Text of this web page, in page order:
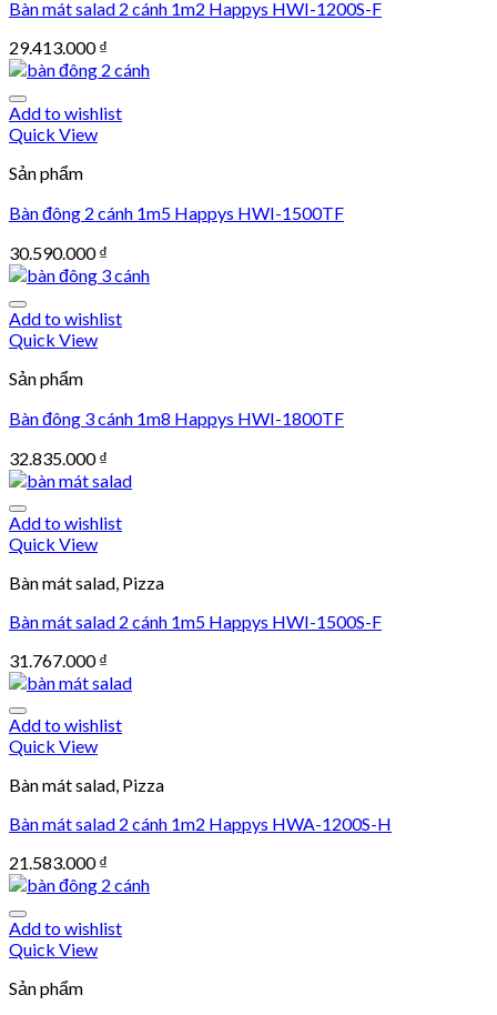
Bàn mát salad 2 cánh 1m2 Happys HWI-1200S-F
29.413.000₫
Add to wishlist
Quick View
Sản phẩm
Bàn đông 2 cánh 1m5 Happys HWI-1500TF
30.590.000₫
Add to wishlist
Quick View
Sản phẩm
Bàn đông 3 cánh 1m8 Happys HWI-1800TF
32.835.000₫
Add to wishlist
Quick View
Bàn mát salad, Pizza
Bàn mát salad 2 cánh 1m5 Happys HWI-1500S-F
31.767.000₫
Add to wishlist
Quick View
Bàn mát salad, Pizza
Bàn mát salad 2 cánh 1m2 Happys HWA-1200S-H
21.583.000₫
Add to wishlist
Quick View
Sản phẩm